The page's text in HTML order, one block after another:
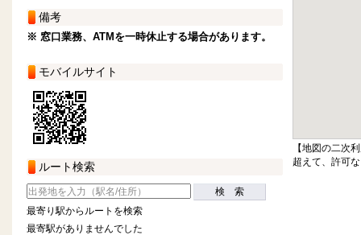
備考
※ 窓口業務、ATMを一時休止する場合があります。
モバイルサイト
ルート検索
検 索
最寄り駅からルートを検索
最寄駅がありませんでした
【地図の二次
超えて、許可